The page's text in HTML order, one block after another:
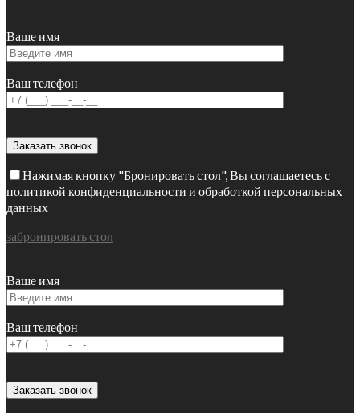
Ваше имя
Ваш телефон
Нажимая кнопку "Бронировать стол", Вы соглашаетесь с
политикой конфиденциальности и обработкой персональных
данных
забронировать стол
Ваше имя
Ваш телефон